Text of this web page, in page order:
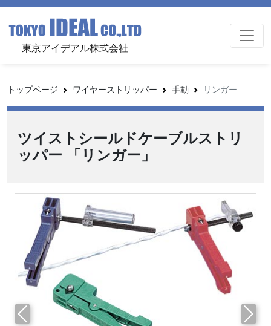
東京アイデアル株式会社
トップページ ワイヤーストリッパー 手動 リンガー
ツイストシールドケーブルストリ
ッパー 「リンガー」
前へ 次へ